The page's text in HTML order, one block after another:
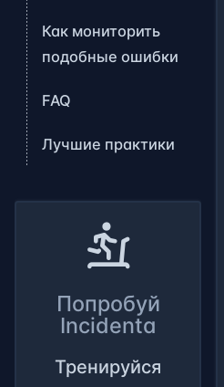
Как мониторить
подобные ошибки
FAQ
Лучшие практики
Попробуй
Incidenta
Тренируйся